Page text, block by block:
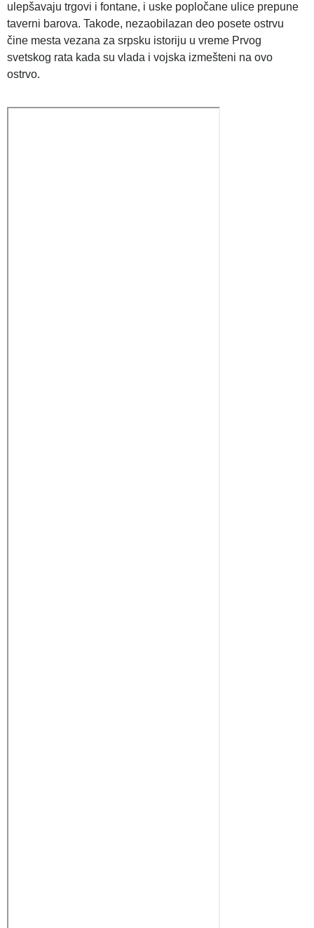
ulepšavaju trgovi i fontane, i uske popločane ulice prepune
taverni barova. Takode, nezaobilazan deo posete ostrvu
čine mesta vezana za srpsku istoriju u vreme Prvog
svetskog rata kada su vlada i vojska izmešteni na ovo
ostrvo.